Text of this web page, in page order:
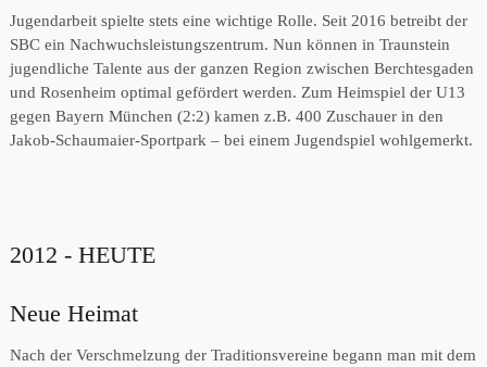
Jugendarbeit spielte stets eine wichtige Rolle. Seit 2016 betreibt der
SBC ein Nachwuchsleistungszentrum. Nun können in Traunstein
jugendliche Talente aus der ganzen Region zwischen Berchtesgaden
und Rosenheim optimal gefördert werden. Zum Heimspiel der U13
gegen Bayern München (2:2) kamen z.B. 400 Zuschauer in den
Jakob-Schaumaier-Sportpark – bei einem Jugendspiel wohlgemerkt.
2012 - HEUTE
Neue Heimat
Nach der Verschmelzung der Traditionsvereine begann man mit dem